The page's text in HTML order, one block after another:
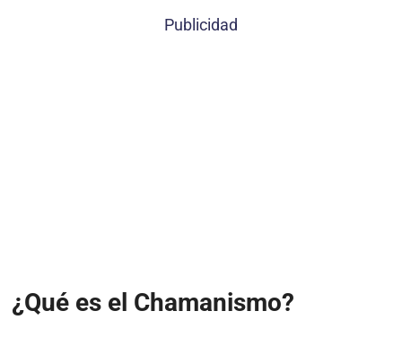
Publicidad
¿Qué es el Chamanismo?